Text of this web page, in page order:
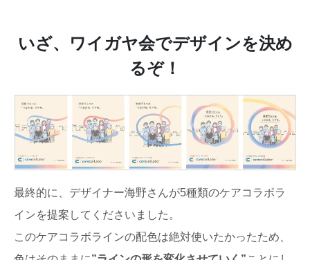
いざ、ワイガヤ会でデザインを決め
るぞ！
最終的に、デザイナー海野さんが5種類のケアコラボラ
インを提案してくださいました。
このケアコラボラインの配色は絶対使いたかったため、